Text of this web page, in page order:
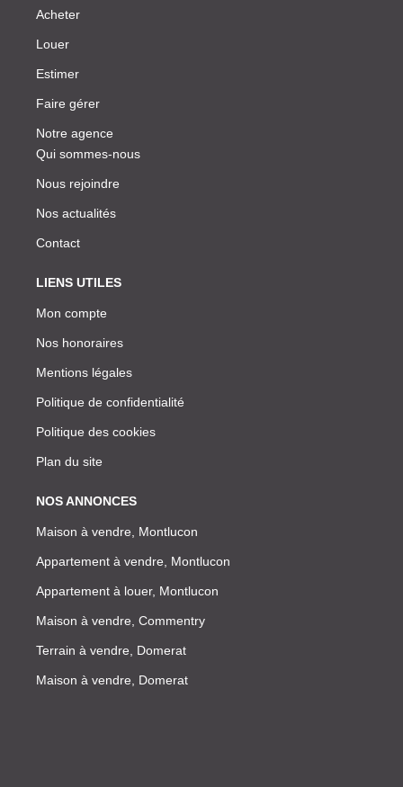
Acheter
Louer
Estimer
Faire gérer
Notre agence
Qui sommes-nous
Nous rejoindre
Nos actualités
Contact
LIENS UTILES
Mon compte
Nos honoraires
Mentions légales
Politique de confidentialité
Politique des cookies
Plan du site
NOS ANNONCES
Maison à vendre, Montlucon
Appartement à vendre, Montlucon
Appartement à louer, Montlucon
Maison à vendre, Commentry
Terrain à vendre, Domerat
Maison à vendre, Domerat